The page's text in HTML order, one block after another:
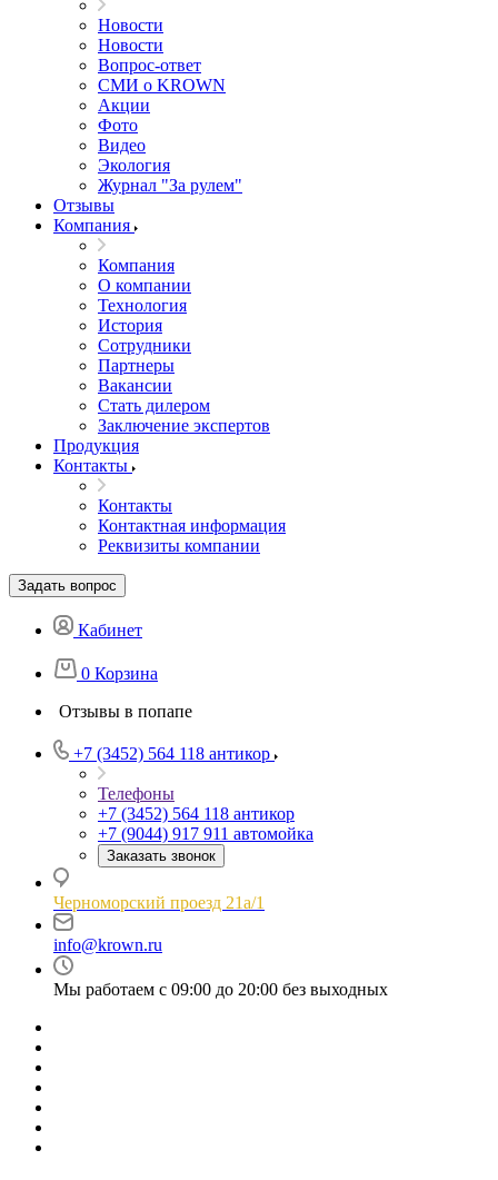
Новости
Новости
Вопрос-ответ
СМИ о KROWN
Акции
Фото
Видео
Экология
Журнал "За рулем"
Отзывы
Компания
Компания
О компании
Технология
История
Сотрудники
Партнеры
Вакансии
Стать дилером
Заключение экспертов
Продукция
Контакты
Контакты
Контактная информация
Реквизиты компании
Задать вопрос
Кабинет
0 Корзина
Отзывы в попапе
+7 (3452) 564 118 антикор
Телефоны
+7 (3452) 564 118 антикор
+7 (9044) 917 911 автомойка
Заказать звонок
Черноморский проезд 21а/1
info@krown.ru
Мы работаем с 09:00 до 20:00 без выходных